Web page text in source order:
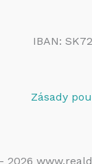
IBAN:
Zásady